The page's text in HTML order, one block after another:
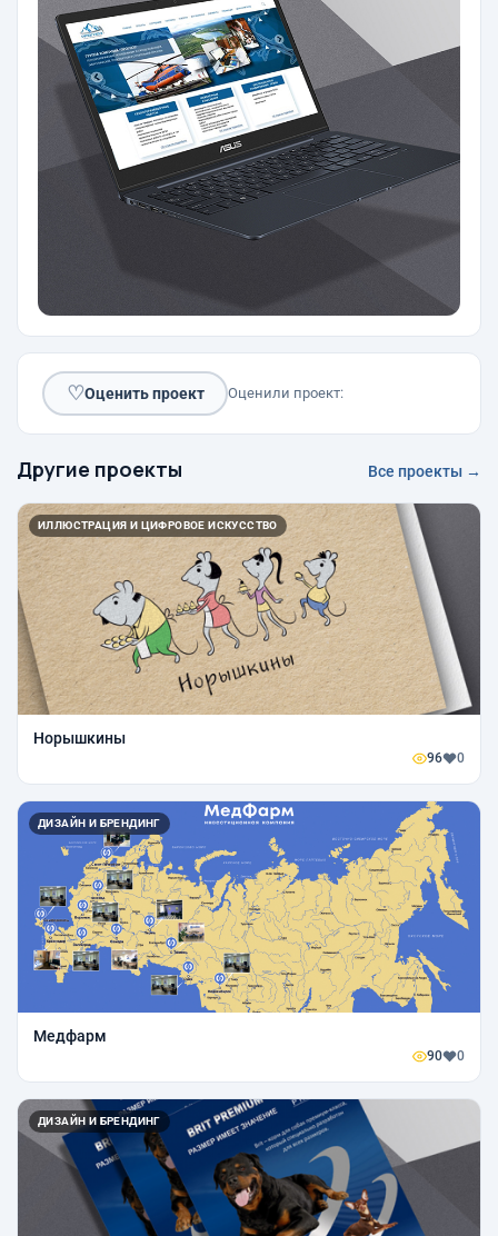
♡Оценить проект Оценили проект:
Другие проекты Все проекты →
ИЛЛЮСТРАЦИЯ И ЦИФРОВОЕ ИСКУССТВО
Норышкины
96 0
ДИЗАЙН И БРЕНДИНГ
Медфарм
90 0
ДИЗАЙН И БРЕНДИНГ